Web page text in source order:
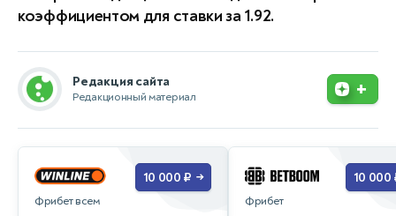
коэффициентом для ставки за 1.92.
Редакция сайта
Редакционный материал +
Фрибет всем
10 000 ₽ →
Фрибет
10 000